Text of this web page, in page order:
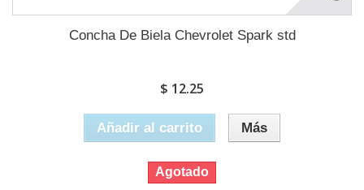
Concha De Biela Chevrolet Spark std
$ 12.25
Añadir al carrito Más
Agotado